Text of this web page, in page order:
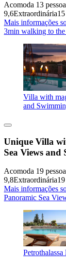
Acomoda 13
9,6Extraordinária
Mais informações
3min walking to the
Villa with
and
Unique Villa
Sea Views
Acomoda 19
9,8Extraordinária
Mais informações
Panoramic Sea